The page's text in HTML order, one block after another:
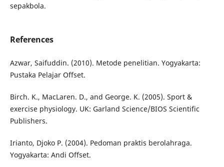
sepakbola.
References
Azwar, Saifuddin. (2010). Metode penelitian. Yogyakarta:
Pustaka Pelajar Offset.
Birch. K., MacLaren. D., and George. K. (2005). Sport &
exercise physiology. UK: Garland Science/BIOS Scientific
Publishers.
Irianto, Djoko P. (2004). Pedoman praktis berolahraga.
Yogyakarta: Andi Offset.